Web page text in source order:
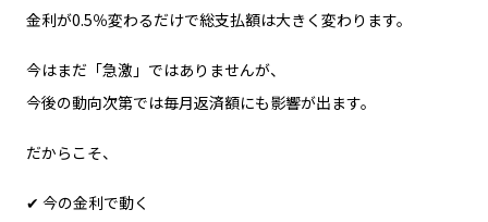
金利が0.5％変わるだけで総支払額は大きく変わります。
今はまだ「急激」ではありませんが、
今後の動向次第では毎月返済額にも影響が出ます。
だからこそ、
✔ 今の金利で動く